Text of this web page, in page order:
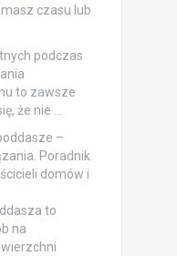
czasu lub
podczas
to zawsze
że nie …
–
Poradnik
domów i
to
na